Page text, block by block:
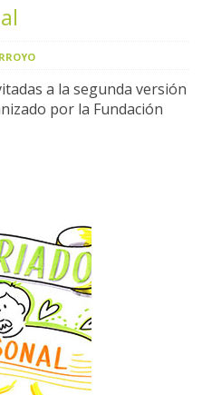
a la segunda versión
por la Fundación